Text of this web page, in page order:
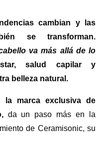
cambian y las
se transforman.
va más allá de lo
salud capilar y
belleza natural.
la marca exclusiva de
da un paso más en la
de Ceramisonic, su